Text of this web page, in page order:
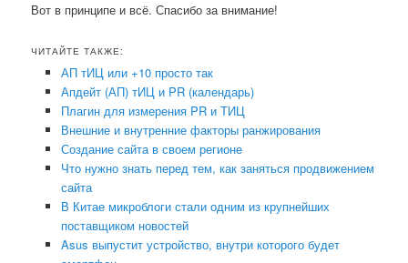
Вот в принципе и всё. Спасибо за внимание!
ЧИТАЙТЕ ТАКЖЕ:
АП тИЦ или +10 просто так
Апдейт (АП) тИЦ и PR (календарь)
Плагин для измерения PR и ТИЦ
Внешние и внутренние факторы ранжирования
Создание сайта в своем регионе
Что нужно знать перед тем, как заняться продвижением
сайта
В Китае микроблоги стали одним из крупнейших
поставщиком новостей
Asus выпустит устройство, внутри которого будет